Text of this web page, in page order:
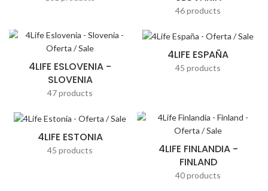
46 products
4LIFE ESLOVENIA -
SLOVENIA
47 products
4LIFE ESPAÑA
45 products
4LIFE ESTONIA
45 products
4LIFE FINLANDIA -
FINLAND
40 products